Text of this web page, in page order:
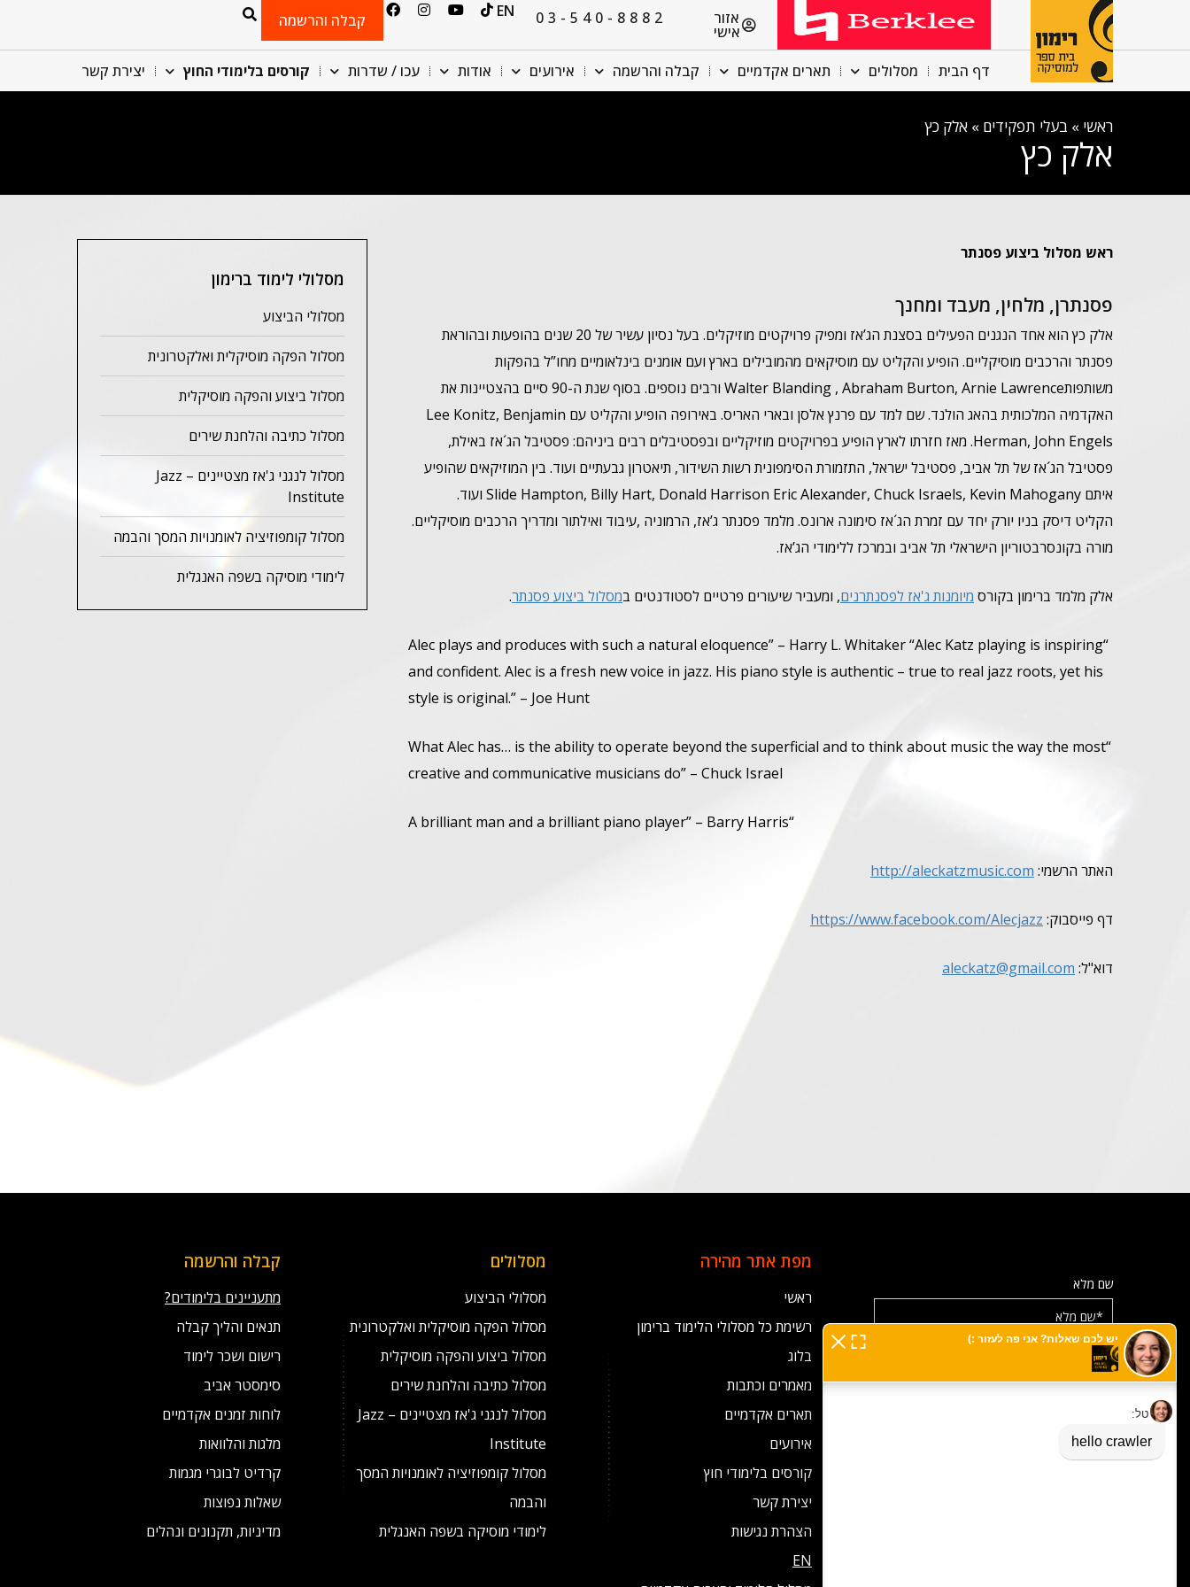
אזור
אישי
03-540-8882
EN קבלה והרשמה
דף הבית מסלולים תארים אקדמיים קבלה והרשמה אירועים אודות עכו / שדרות קורסים בלימודי החוץ יצירת קשר
ראשי » בעלי תפקידים » אלק כץ
אלק כץ
ראש מסלול ביצוע פסנתר
פסנתרן, מלחין, מעבד ומחנך
אלק כץ הוא אחד הנגנים הפעילים בסצנת הג’אז ומפיק פרויקטים מוזיקלים. בעל נסיון עשיר של 20 שנים בהופעות ובהוראת
פסנתר והרכבים מוסיקליים. הופיע והקליט עם מוסיקאים מהמובילים בארץ ועם אומנים בינלאומיים מחו”ל בהפקות
משותפותWalter Blanding , Abraham Burton, Arnie Lawrence ורבים נוספים. בסוף שנת ה-90 סיים בהצטיינות את
האקדמיה המלכותית בהאג הולנד. שם למד עם פרנץ אלסן ובארי האריס. באירופה הופיע והקליט עם Lee Konitz, Benjamin
Herman, John Engels. מאז חזרתו לארץ הופיע בפרויקטים מוזיקליים ובפסטיבלים רבים ביניהם: פסטיבל הג´אז באילת,
פסטיבל הג´אז של תל אביב, פסטיבל ישראל, התזמורת הסימפונית רשות השידור, תיאטרון גבעתיים ועוד. בין המוזיקאים שהופיע
איתם Slide Hampton, Billy Hart, Donald Harrison Eric Alexander, Chuck Israels, Kevin Mahogany ועוד.
הקליט דיסק בניו יורק יחד עם זמרת הג´אז סימונה ארונס. מלמד פסנתר ג’אז, הרמוניה ,עיבוד ואילתור ומדריך הרכבים מוסיקליים.
מורה בקונסרבטוריון הישראלי תל אביב ובמרכז ללימודי הג’אז.
אלק מלמד ברימון בקורס מיומנות ג'אז לפסנתרנים, ומעביר שיעורים פרטיים לסטודנטים במסלול ביצוע פסנתר.
“Alec plays and produces with such a natural eloquence” – Harry L. Whitaker “Alec Katz playing is inspiring
and confident. Alec is a fresh new voice in jazz. His piano style is authentic – true to real jazz roots, yet his
style is original.” – Joe Hunt
“What Alec has… is the ability to operate beyond the superficial and to think about music the way the most
creative and communicative musicians do” – Chuck Israel
“A brilliant man and a brilliant piano player” – Barry Harris
האתר הרשמי: http://aleckatzmusic.com
דף פייסבוק: https://www.facebook.com/Alecjazz
דוא"ל: aleckatz@gmail.com
מסלולי לימוד ברימון
מסלולי הביצוע
מסלול הפקה מוסיקלית ואלקטרונית
מסלול ביצוע והפקה מוסיקלית
מסלול כתיבה והלחנת שירים
מסלול לנגני ג'אז מצטיינים – Jazz
Institute
מסלול קומפוזיציה לאומנויות המסך והבמה
לימודי מוסיקה בשפה האנגלית
שם מלא
אימייל
מס' טלפון
מפת אתר מהירה
ראשי
רשימת כל מסלולי הלימוד ברימון
בלוג
מאמרים וכתבות
תארים אקדמיים
אירועים
קורסים בלימודי חוץ
יצירת קשר
הצהרת נגישות
EN
מסלולים
מסלולי הביצוע
מסלול הפקה מוסיקלית ואלקטרונית
מסלול ביצוע והפקה מוסיקלית
מסלול כתיבה והלחנת שירים
מסלול לנגני ג'אז מצטיינים – Jazz
Institute
מסלול קומפוזיציה לאומנויות המסך
והבמה
לימודי מוסיקה בשפה האנגלית
קבלה והרשמה
מתעניינים בלימודים?
תנאים והליך קבלה
רישום ושכר לימוד
סימסטר אביב
לוחות זמנים אקדמיים
מלגות והלוואות
קרדיט לבוגרי מגמות
שאלות נפוצות
מדיניות, תקנונים ונהלים